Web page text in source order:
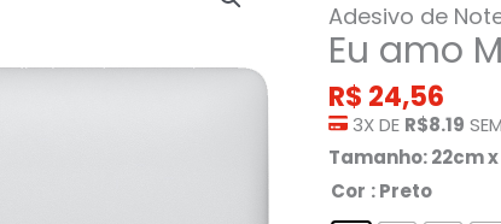
Adesivo de
Eu amo
R$ 24,56
3X DE R$8.19
Tamanho: 22cm
Cor : Preto